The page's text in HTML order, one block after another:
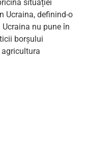
situației
Ucraina, definind-o
nu pune în
borșului